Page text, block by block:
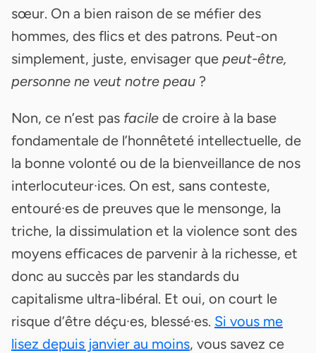
sœur. On a bien raison de se méfier des
hommes, des flics et des patrons. Peut-on
simplement, juste, envisager que peut-être,
personne ne veut notre peau ?
Non, ce n’est pas facile de croire à la base
fondamentale de l’honnêteté intellectuelle, de
la bonne volonté ou de la bienveillance de nos
interlocuteur·ices. On est, sans conteste,
entouré·es de preuves que le mensonge, la
triche, la dissimulation et la violence sont des
moyens efficaces de parvenir à la richesse, et
donc au succès par les standards du
capitalisme ultra-libéral. Et oui, on court le
risque d’être déçu·es, blessé·es. Si vous me
lisez depuis janvier au moins, vous savez ce